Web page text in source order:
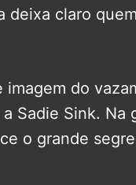
deixa claro
do
Sadie Sink. Na
o grande